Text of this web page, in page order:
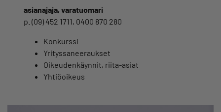
asianajaja, varatuomari
p. (09) 452 1711, 0400 870 280
Konkurssi
Yrityssaneeraukset
Oikeudenkäynnit, riita-asiat
Yhtiöoikeus